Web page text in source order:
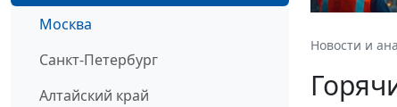
Москва
Санкт-Петербург
Алтайский край
Новости и